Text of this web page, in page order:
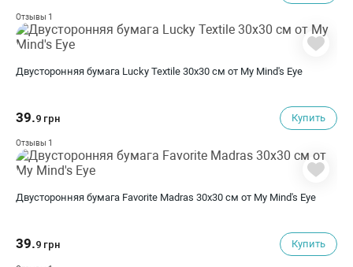
Отзывы 1
Двусторонняя бумага Lucky Textile 30х30 см от My Mind's Eye
39.9 грн Купить
Отзывы 1
Двусторонняя бумага Favorite Madras 30х30 см от My Mind's Eye
39.9 грн Купить